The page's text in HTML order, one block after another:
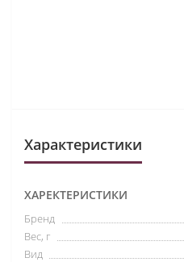
Характеристики
ХАРЕКТЕРИСТИКИ
Бренд
Вес, г
Вид